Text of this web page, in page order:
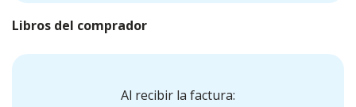
Libros del comprador
Al recibir la factura: